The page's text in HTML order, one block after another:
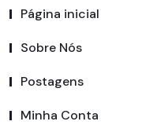
Página inicial
Sobre Nós
Postagens
Minha Conta